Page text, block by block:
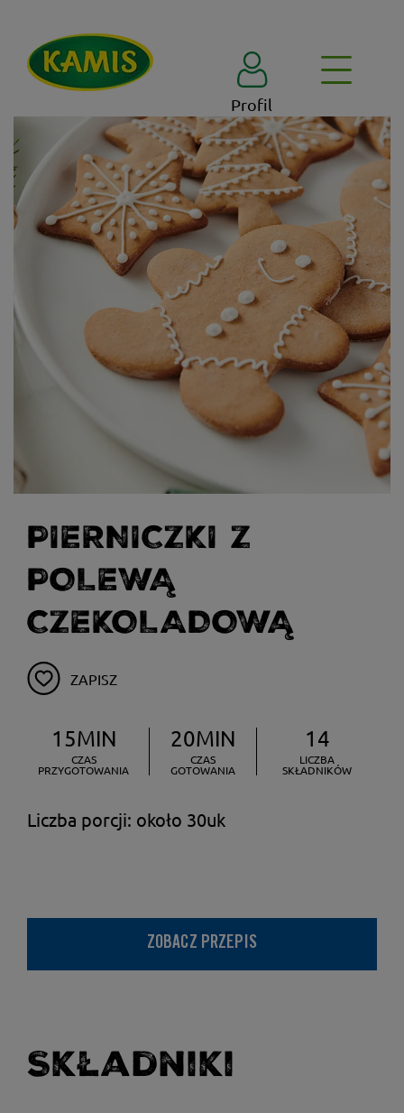
Profil
PIERNICZKI Z
POLEWĄ
CZEKOLADOWĄ
ZAPISZ
15MIN
CZAS
PRZYGOTOWANIA
20MIN
CZAS
GOTOWANIA
14
LICZBA
SKŁADNIKÓW
Liczba porcji: około 30uk
ZOBACZ PRZEPIS
Składniki